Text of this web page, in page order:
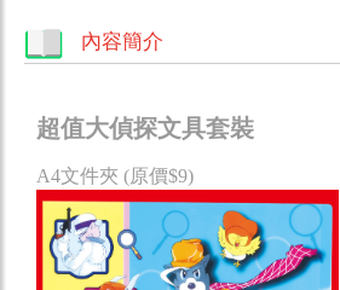
內容簡介
超值大偵探文具套裝
A4文件夾 (原價$9)